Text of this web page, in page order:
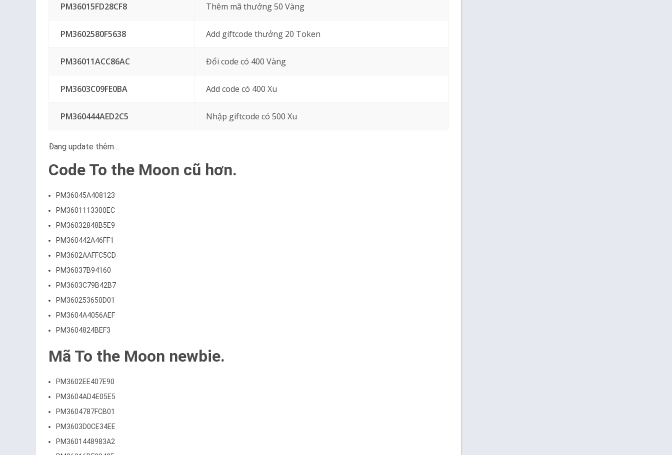
PM36015FD28CF8 Thêm mã thưởng 50 Vàng
PM3602580F5638 Add giftcode thưởng 20 Token
PM36011ACC86AC Đổi code có 400 Vàng
PM3603C09FE0BA Add code có 400 Xu
PM360444AED2C5 Nhập giftcode có 500 Xu
Đang update thêm…
Code To the Moon cũ hơn.
PM36045A408123
PM3601113300EC
PM36032848B5E9
PM360442A46FF1
PM3602AAFFC5CD
PM36037B94160
PM3603C79B42B7
PM360253650D01
PM3604A4056AEF
PM3604824BEF3
Mã To the Moon newbie.
PM3602EE407E90
PM3604AD4E05E5
PM3604787FCB01
PM3603D0CE34EE
PM3601448983A2